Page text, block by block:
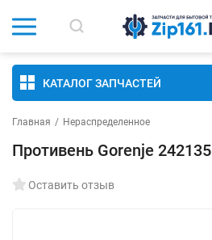
КАТАЛОГ ЗАПЧАСТЕЙ
Главная / Нераспределенное
Противень Gorenje 242135
Оставить отзыв